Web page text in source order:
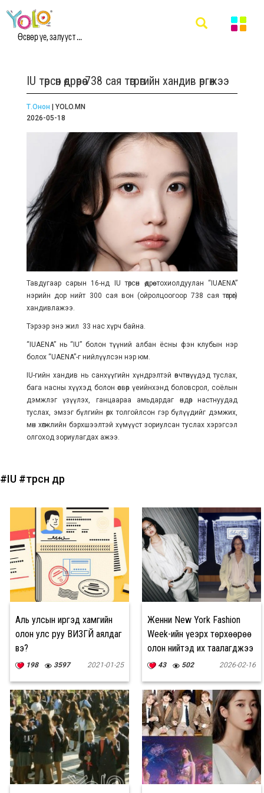
Өсвөр үе, залууст ...
IU төрсөн өдрөөрөө 738 сая төгрөгийн хандив өргөжээ
Т.Онон | YOLO.MN
2026-05-18
Тавдугаар сарын 16-нд IU төрсөн өдрөө тохиолдуулан “IUAENA”
нэрийн дор нийт 300 сая вон (ойролцоогоор 738 сая төгрөг)
хандивлажээ.
Тэрээр энэ жил 33 нас хүрч байна.
“IUAENA” нь “IU” болон түүний албан ёсны фэн клубын нэр
болох “UAENA”-г нийлүүлсэн нэр юм.
IU-гийн хандив нь санхүүгийн хүндрэлтэй өвчтөнүүдэд туслах,
бага насны хүүхэд болон өсвөр үеийнхэнд боловсрол, соёлын
дэмжлэг үзүүлэх, ганцаараа амьдардаг өндөр настнуудад
туслах, эмзэг бүлгийн өрх толгойлсон гэр бүлүүдийг дэмжих,
мөн хөгжлийн бэрхшээлтэй хүмүүст зориулсан туслах хэрэгсэл
олгоход зориулагдах ажээ.
#IU #төрсөн өдөр
Аль улсын иргэд хамгийн
олон улс руу ВИЗГҮЙ аялдаг
вэ?
198 3597 2021-01-25
Женни New York Fashion
Week-ийн үеэрх төрхөөрөө
олон нийтэд их таалагджээ
43 502 2026-02-16